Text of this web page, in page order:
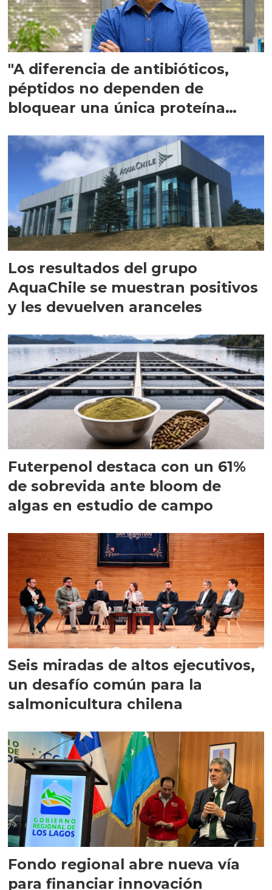
"A diferencia de antibióticos,
péptidos no dependen de
bloquear una única proteína
Los resultados del grupo
AquaChile se muestran positivos
y les devuelven aranceles
Futerpenol destaca con un 61%
de sobrevida ante bloom de
algas en estudio de campo
Seis miradas de altos ejecutivos,
un desafío común para la
salmonicultura chilena
Fondo regional abre nueva vía
para financiar innovación